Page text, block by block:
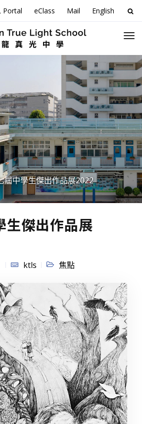
Portal eClass Mail English
搜
尋
關
於
屆中學生傑出作品展2022
生傑出作品展
ktls 焦點